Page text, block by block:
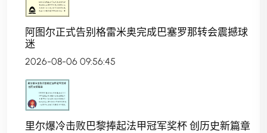
阿图尔正式告别格雷米奥完成巴塞罗那转会震撼球
迷
2026-08-06 09:56:45
里尔爆冷击败巴黎捧起法甲冠军奖杯 创历史新篇章